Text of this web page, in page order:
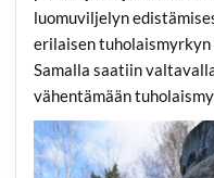
luomuviljelyn
erilaisen
Samalla saatiin
vähentämään